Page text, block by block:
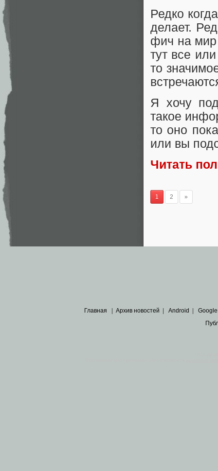
Редко
делает.
фич на мир
тут все
то
Я хочу
такое
то оно
или вы
Читать
1 2 »
Главная | Архив новостей | Android | Google